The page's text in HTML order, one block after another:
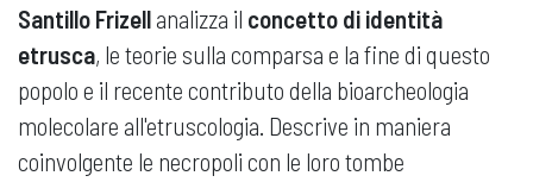
Santillo Frizell analizza il concetto di identità
etrusca, le teorie sulla comparsa e la fine di questo
popolo e il recente contributo della bioarcheologia
molecolare all'etruscologia. Descrive in maniera
coinvolgente le necropoli con le loro tombe